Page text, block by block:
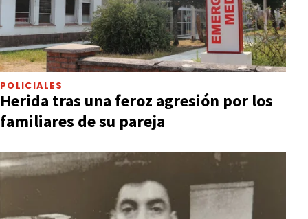
POLICIALES
Herida tras una feroz agresión por los
familiares de su pareja